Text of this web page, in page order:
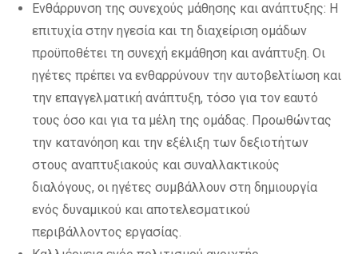
Ενθάρρυνση της συνεχούς μάθησης και ανάπτυξης: Η
επιτυχία στην ηγεσία και τη διαχείριση ομάδων
προϋποθέτει τη συνεχή εκμάθηση και ανάπτυξη. Οι
ηγέτες πρέπει να ενθαρρύνουν την αυτοβελτίωση και
την επαγγελματική ανάπτυξη, τόσο για τον εαυτό
τους όσο και για τα μέλη της ομάδας. Προωθώντας
την κατανόηση και την εξέλιξη των δεξιοτήτων
στους αναπτυξιακούς και συναλλακτικούς
διαλόγους, οι ηγέτες συμβάλλουν στη δημιουργία
ενός δυναμικού και αποτελεσματικού
περιβάλλοντος εργασίας.